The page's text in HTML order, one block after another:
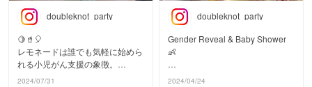
#カート体験
#citycircuittokyobay
#mariocart
#mariobirthday
#mariobirthdaydecor
#mariocartbirthday
#ゲーム男子
#バースデーパーティー
#バルーンデコレーション
#バルーンアート
#パーティープランナー
#キッズパーティー
色が選べる文字付バルーンボック
スや
カレンダーバルーン
推し色のバルーンガーランドがあ
れば
本人不在の誕生日が一層盛り上が
注がれたお誕生日会。
改めてお誕生日おめでとうござい
ます🎈
doubleknot_party
🍋🥤🎈
レモネードは誰でも気軽に始めら
れる小児がん支援の象徴。
支援が必要な人達が、必要な人達
2024/07/31
doubleknot_party
Gender Reveal & Baby Shower
👶
先日リトルレモネードの出張パー
2024/04/24